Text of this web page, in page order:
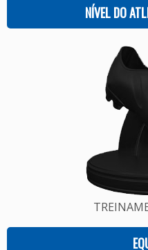
NÍVEL DO